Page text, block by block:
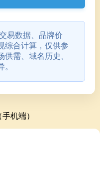
易数据、品牌价
综合计算，仅供参
需、域名历史、
机端）